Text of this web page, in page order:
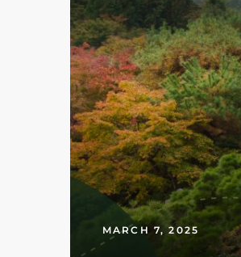
MARCH 7, 2025